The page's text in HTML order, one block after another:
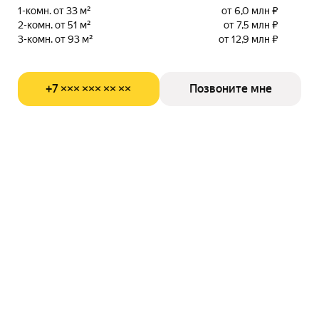
1-комн. от 33 м²
от 6,0 млн ₽
2-комн. от 51 м²
от 7,5 млн ₽
3-комн. от 93 м²
от 12,9 млн ₽
+7 ××× ××× ×× ×× Позвоните мне